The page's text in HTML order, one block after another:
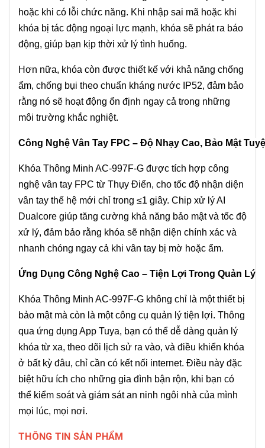
hoặc khi có lỗi chức năng. Khi nhập sai mã hoặc khi
khóa bị tác động ngoại lực mạnh, khóa sẽ phát ra báo
động, giúp bạn kịp thời xử lý tình huống.
Hơn nữa, khóa còn được thiết kế với khả năng chống
ẩm, chống bụi theo chuẩn kháng nước IP52, đảm bảo
rằng nó sẽ hoạt động ổn định ngay cả trong những
môi trường khắc nghiệt.
Công Nghệ Vân Tay FPC – Độ Nhạy Cao, Bảo Mật
Khóa Thông Minh AC-997F-G được tích hợp công
nghệ vân tay FPC từ Thụy Điển, cho tốc độ nhận diện
vân tay thế hệ mới chỉ trong ≤1 giây. Chip xử lý AI
Dualcore giúp tăng cường khả năng bảo mật và tốc độ
xử lý, đảm bảo rằng khóa sẽ nhận diện chính xác và
nhanh chóng ngay cả khi vân tay bị mờ hoặc ẩm.
Ứng Dụng Công Nghệ Cao – Tiện Lợi Trong Quản Lý
Khóa Thông Minh AC-997F-G không chỉ là một thiết bị
bảo mật mà còn là một công cụ quản lý tiện lợi. Thông
qua ứng dụng App Tuya, bạn có thể dễ dàng quản lý
khóa từ xa, theo dõi lịch sử ra vào, và điều khiển khóa
ở bất kỳ đâu, chỉ cần có kết nối internet. Điều này đặc
biệt hữu ích cho những gia đình bận rộn, khi bạn có
thể kiểm soát và giám sát an ninh ngôi nhà của mình
mọi lúc, mọi nơi.
THÔNG TIN SẢN PHẨM